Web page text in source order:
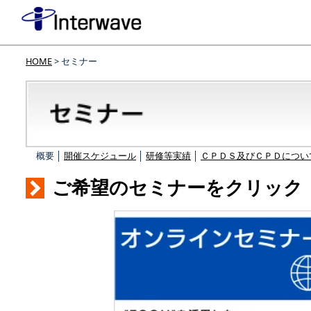
HOME> セミナー
概要 │ 開催スケジュール 研修等実績 ＣＰＤＳ及びＣＰＤにつ
ご希望のセミナーをクリック